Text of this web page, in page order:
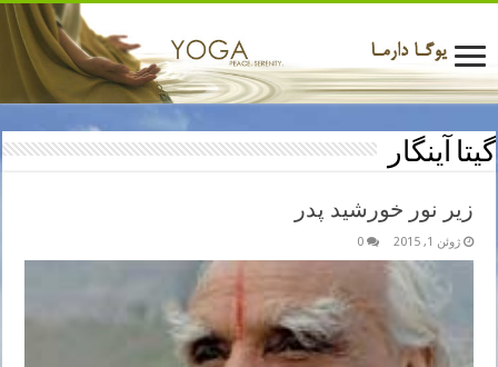
گیتا آینگار
زیر نور خورشید پدر
ژوئن 1, 2015 0